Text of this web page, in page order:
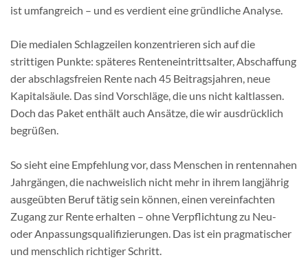
ist umfangreich – und es verdient eine gründliche Analyse.
Die medialen Schlagzeilen konzentrieren sich auf die
strittigen Punkte: späteres Renteneintrittsalter, Abschaffung
der abschlagsfreien Rente nach 45 Beitragsjahren, neue
Kapitalsäule. Das sind Vorschläge, die uns nicht kaltlassen.
Doch das Paket enthält auch Ansätze, die wir ausdrücklich
begrüßen.
So sieht eine Empfehlung vor, dass Menschen in rentennahen
Jahrgängen, die nachweislich nicht mehr in ihrem langjährig
ausgeübten Beruf tätig sein können, einen vereinfachten
Zugang zur Rente erhalten – ohne Verpflichtung zu Neu-
oder Anpassungsqualifizierungen. Das ist ein pragmatischer
und menschlich richtiger Schritt.